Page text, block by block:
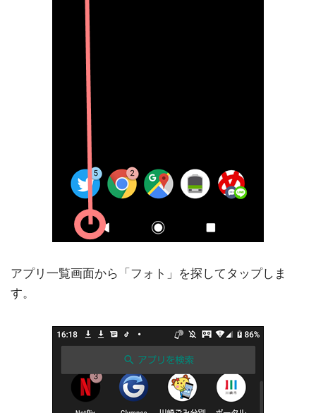
アプリ一覧画面から「フォト」を探してタップしま
す。